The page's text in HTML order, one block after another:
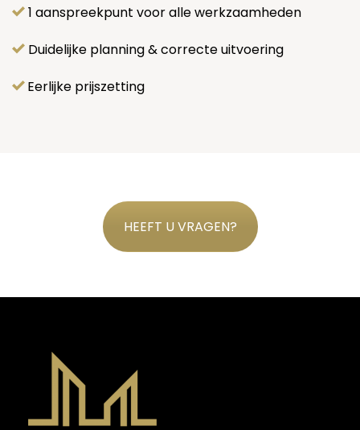
1 aanspreekpunt voor alle werkzaamheden
Duidelijke planning & correcte uitvoering
Eerlijke prijszetting
HEEFT U VRAGEN?